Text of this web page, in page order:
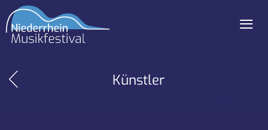
überspringen
≡
Künstler